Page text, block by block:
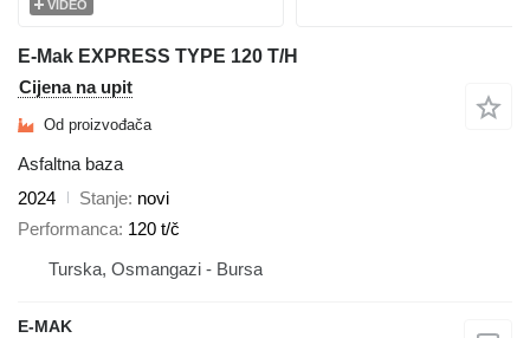
VIDEO
E-Mak EXPRESS TYPE 120 T/H
Cijena na upit
Od proizvođača
Asfaltna baza
2024
Stanje novi
Performanca 120 t/č
Turska, Osmangazi - Bursa
E-MAK